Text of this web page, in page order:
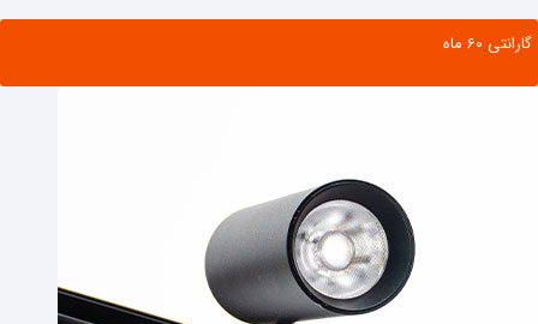
گارانتی ‌60 ماه